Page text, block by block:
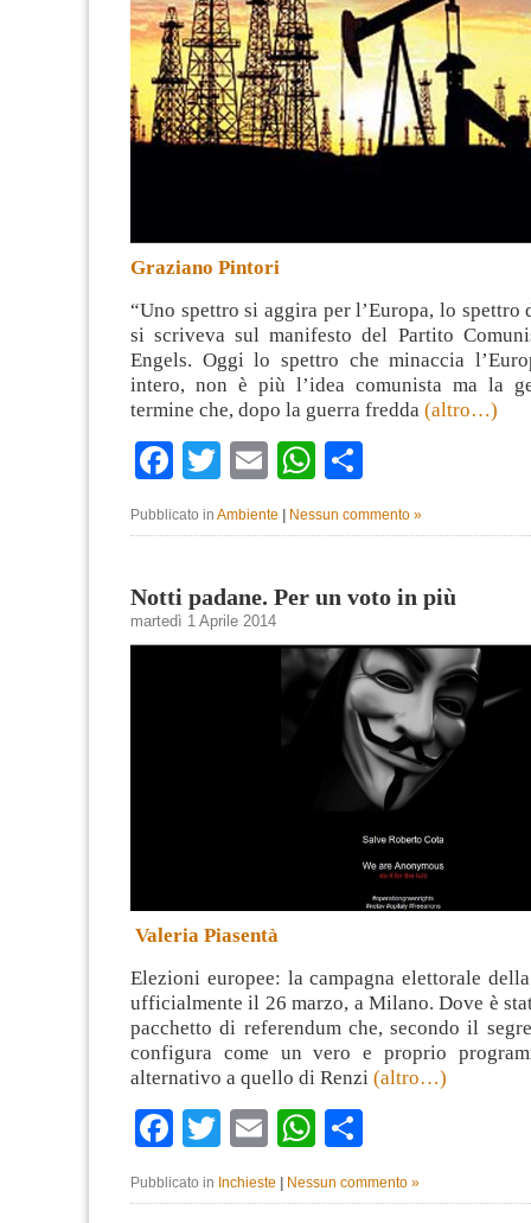
Graziano Pintori
“Uno spettro si aggira per l’Europa, lo spettro
si scriveva sul manifesto del Partito
Engels. Oggi lo spettro che minaccia
intero, non è più l’idea comunista ma la
termine che, dopo la guerra fredda (altro…)
Facebook
TwitterEmailWhatsApp
Pubblicato in Ambiente Nessun commento »
Notti padane. Per un voto in più
martedì 1 Aprile 2014
Valeria Piasentà
Elezioni europee: la campagna elettorale
ufficialmente il 26 marzo, a Milano. Dove è
pacchetto di referendum che, secondo il
configura come un vero e proprio
alternativo a quello di Renzi (altro…)
Facebook
TwitterEmailWhatsApp
Pubblicato in Inchieste Nessun commento »